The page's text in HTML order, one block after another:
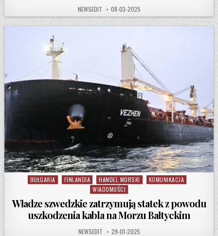
AUTHOR:
NEWSEDIT PUBLISHED DATE:
08-03-2025
Posted in
BUŁGARIA FINLANDIA HANDEL MORSKI
KOMUNIKACJA
WIADOMOŚCI
Władze szwedzkie zatrzymują statek z powodu
uszkodzenia kabla na Morzu Bałtyckim
AUTHOR:
NEWSEDIT PUBLISHED DATE:
29-01-2025